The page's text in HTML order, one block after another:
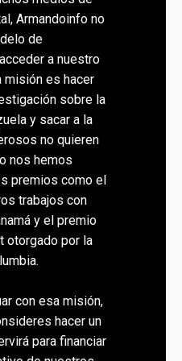
Armandoinfo no
de
a nuestro
misión es hacer
sobre la
y sacar a la
no quieren
nos hemos
premios como el
trabajos con
y el premio
otorgado por la
con esa misión,
hacer un
para financiar